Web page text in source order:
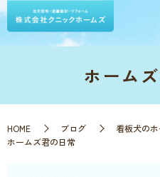
ホーム
HOME ブログ
看板犬の
ホームズ君の日常